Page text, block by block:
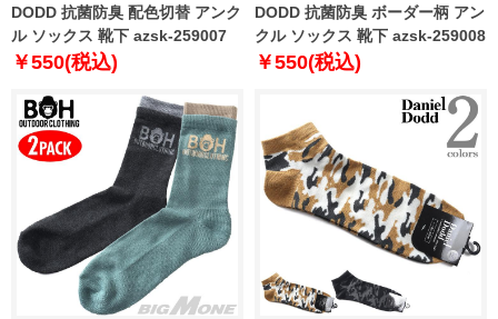
DODD 抗菌防臭 配色切替 アンク
ル ソックス 靴下 azsk-259007
￥550(税込)
DODD 抗菌防臭 ボーダー柄 アン
クル ソックス 靴下 azsk-259008
￥550(税込)